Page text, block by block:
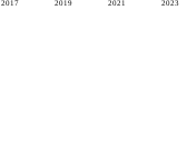
2017 2019 2021 2023